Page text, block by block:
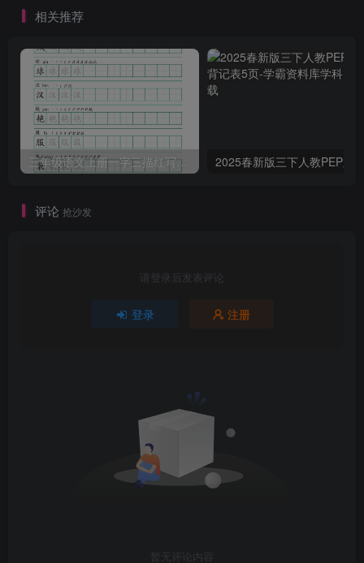
相关推荐
三年级语文上册一字三描红写字表字帖
评论 抢沙发
请登录后发表评论
登录 注册
暂无评论内容